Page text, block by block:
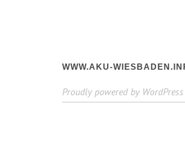
WWW.AKU-
Proudly powered by WordPress